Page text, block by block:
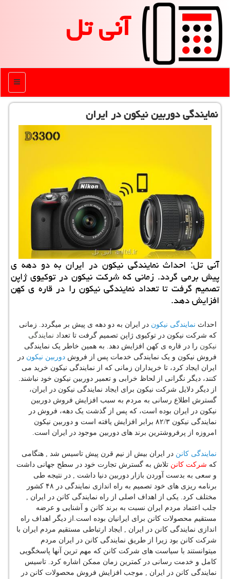
آنی تل
منو
نمایندگی دوربین نیكون در ایران
آنی تل: احداث نمایندگی نیكون در ایران به دو دهه ی
پیش برمی گردد. زمانی كه شركت نیكون در توكیوی ژاپن
تصمیم گرفت تا تعداد نمایندگی نیكون را در قاره ی كهن
افزایش دهد.
احداث نمایندگی نیکون در ایران به دو دهه ی پیش بر میگردد. زمانی
که شرکت نیکون در توکیوی ژاپن تصمیم گرفت تا تعد اد نمایندگی
نیکون را در قاره ی کهن افزایش دهد. به همین خاطر یک نمایندگی
فروش نیکون و یک نمایندگی خدمات پس از فروش دوربین نیکون در
ایران ایجاد کرد، تا خریداران زمانی که از نمایندگی نیکون خرید می
کنند، دیگر نگرانی از لحاظ خرابی و تعمیر دوربین نیکون خود نباشند.
از دیگر دلایل شرکت نیکون برای ایجاد نمایندگی نیکون در ایران،
گسترش اطلاع رسانی به مردم به سبب افزایش فروش دوربین
نیکون در ایران بوده است، که پس از گذشت یک دهه، فروش در
نمایندگی نیکون ۸۲/۳ برابر افزایش یافته است و دوربین نیکون
امروزه از پرفروشترین برند های دوربین موجود در ایران است.
نمایندگی کانن در ایران بیش از نیم قرن پیش تاسیس شد , هنگامی
که شرکت کانن تلاش به گسترش تجارت خود در سطح جهانی داشت
و سعی به بدست آوردن بازار دوربین دنیا داشت , در نتیجه طی
برنامه ریزی های خود تصمیم به راه اندازی نمایندگی در ۴۸ کشور
مختلف کرد. یکی از اهداف اصلی از راه نمایندگی کانن در ایران ,
جلب اعتماد مردم ایران نسبت به برند کانن و آشنایی و عرضه
مستقیم محصولات کانن برای ایرانیان بوده است.از دیگر اهداف راه
اندازی نمایندگی کانن در ایران , ایجاد ارتباطی مستقیم مردم ایران با
شرکت کانن بود زیرا از طریق نمایندگی کانن در ایران مردم
میتوانستند با سیاست های شرکت کانن که مهم ترین آنها پاسخگویی
کامل و خدمت رسانی در کمترین زمان ممکن اشاره کرد. تاسیس
نمایندگی کانن در ایران , موجب افزایش فروش محصولات کانن در